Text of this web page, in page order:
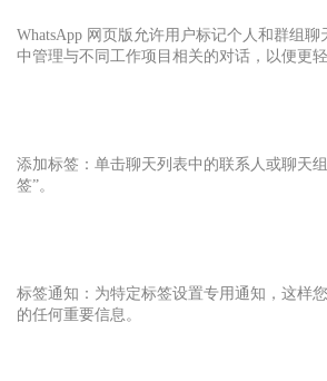
WhatsApp 网页版允许用户标记个人和群组
中管理与不同工作项目相关的对话，以便更轻
添加标签：单击聊天列表中的联系人或聊天
签”。
标签通知：为特定标签设置专用通知，这样
的任何重要信息。